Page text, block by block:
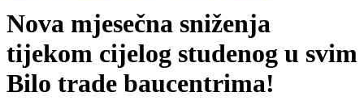
Nova mjesečna sniženja
tijekom cijelog studenog u svim
Bilo trade baucentrima!